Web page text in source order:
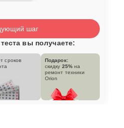
шаг
вы получаете:
сроков
Подарок:
скидку 25% на
ремонт техники
Orion